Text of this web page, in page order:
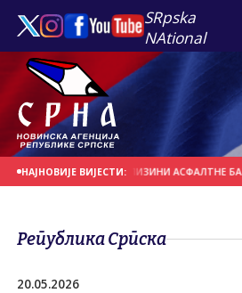
SRpska
NAtional
НАЈНОВИЈЕ ВИЈЕСТИ:
ПОЖАР У БЛИЗИНИ АСФАЛТНЕ БАЗЕ
Република Српска
20.05.2026